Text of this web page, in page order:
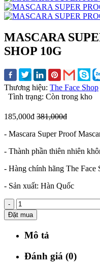
MASCARA
SHOP 10G
Thương hiệu: The Face Shop
Tình trạng: Còn trong kho
185,000đ 381,000đ
- Mascara Super Proof
- Thành phần thiên nhiên
- Hàng chính hãng The Face
- Sản xuất: Hàn Quốc
-
Đặt mua
Mô tả
Đánh giá (0)